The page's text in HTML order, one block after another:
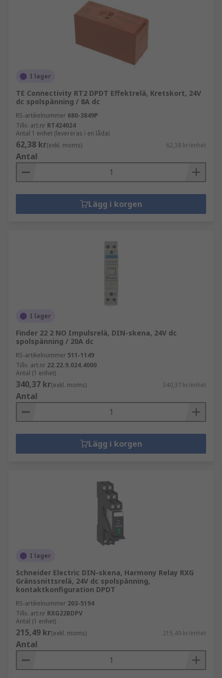
I lager
TE Connectivity RT2 DPDT Effektrelä, Kretskort, 24V
dc spolspänning / 8A dc
RS-artikelnummer 680-3849P
Tillv. art.nr RT424024
Antal 1 enhet (levereras i en låda)
62,38 kr(exkl. moms) 62,38 kr/enhet
Antal
Lägg i korgen
I lager
Finder 22 2 NO Impulsrelä, DIN-skena, 24V dc
spolspänning / 20A dc
RS-artikelnummer 511-1149
Tillv. art.nr 22.22.9.024.4000
Antal (1 enhet)
340,37 kr(exkl. moms) 340,37 kr/enhet
Antal
Lägg i korgen
I lager
Schneider Electric DIN-skena, Harmony Relay RXG
Gränssnittsrelä, 24V dc spolspänning,
kontaktkonfiguration DPDT
RS-artikelnummer 203-5194
Tillv. art.nr RXG22BDPV
Antal (1 enhet)
215,49 kr(exkl. moms) 215,49 kr/enhet
Antal